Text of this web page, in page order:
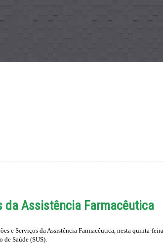
da Assistência Farmacêutica
e Serviços da Assistência Farmacêutica, nesta quinta-
de Saúde (SUS).